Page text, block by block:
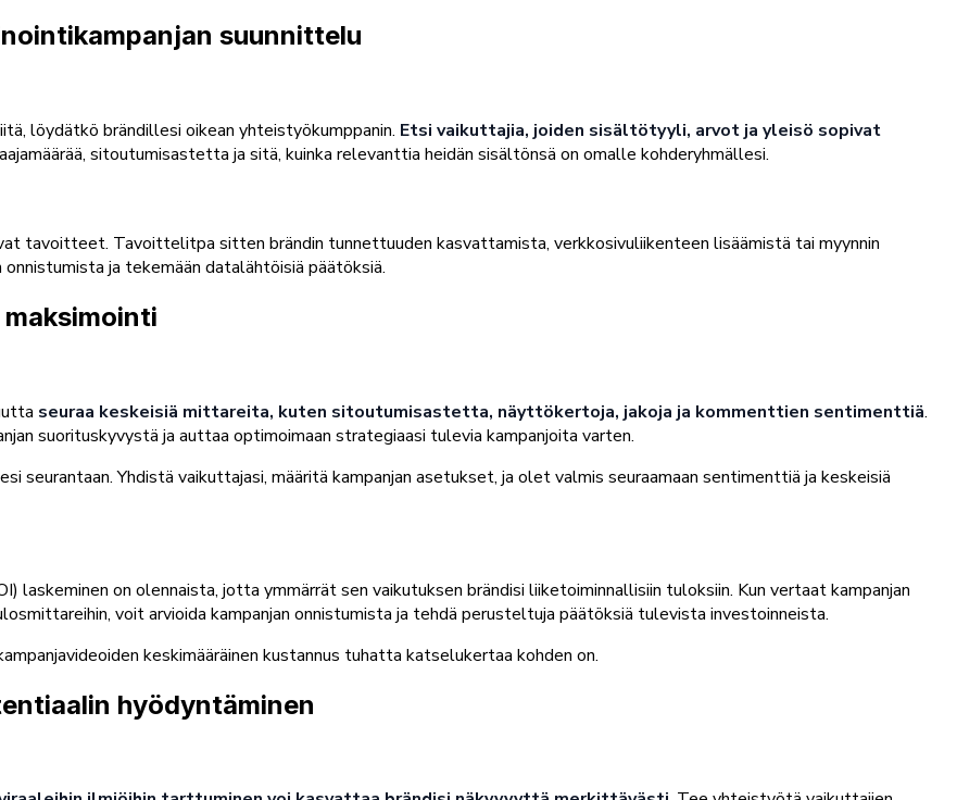
suunnittelu
löydätkö brändillesi oikean yhteistyökumppanin. Etsi vaikuttajia, joiden sisältötyyli, arvot ja yleisö sopivat
sitoutumisastetta ja sitä, kuinka relevanttia heidän sisältönsä on omalle kohderyhmällesi.
tavoitteet. Tavoittelitpa sitten brändin tunnettuuden kasvattamista, verkkosivuliikenteen lisäämistä tai myynnin
ja tekemään datalähtöisiä päätöksiä.
seuraa keskeisiä mittareita, kuten sitoutumisastetta, näyttökertoja, jakoja ja kommenttien sentimenttiä.
suorituskyvystä ja auttaa optimoimaan strategiaasi tulevia kampanjoita varten.
seurantaan. Yhdistä vaikuttajasi, määritä kampanjan asetukset, ja olet valmis seuraamaan sentimenttiä ja keskeisiä
laskeminen on olennaista, jotta ymmärrät sen vaikutuksen brändisi liiketoiminnallisiin tuloksiin. Kun vertaat kampanjan
voit arvioida kampanjan onnistumista ja tehdä perusteltuja päätöksiä tulevista investoinneista.
keskimääräinen kustannus tuhatta katselukertaa kohden on.
hyödyntäminen